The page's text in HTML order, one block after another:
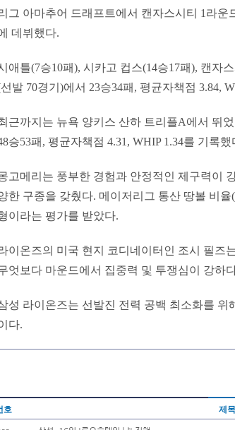
그 아마추어 드래프트에서 캔자스시티 1라운
데뷔했다.
애틀(7승10패), 시카고 컵스(14승17패), 캔자
발 70경기)에서 23승34패, 평균자책점 3.84,
근까지는 뉴욕 양키스 산하 트리플A에서 뛰
승53패, 평균자책점 4.31, WHIP 1.34를 기록했
고메리는 풍부한 경험과 안정적인 제구력이
한 구종을 갖췄다. 메이저리그 통산 땅볼 비
이라는 평가를 받았다.
이온즈의 미국 현지 코디네이터인 조시 필즈
엇보다 마운드에서 집중력 및 투쟁심이 강하
성 라이온즈는 선발진 전력 공백 최소화를
다.
호 제목